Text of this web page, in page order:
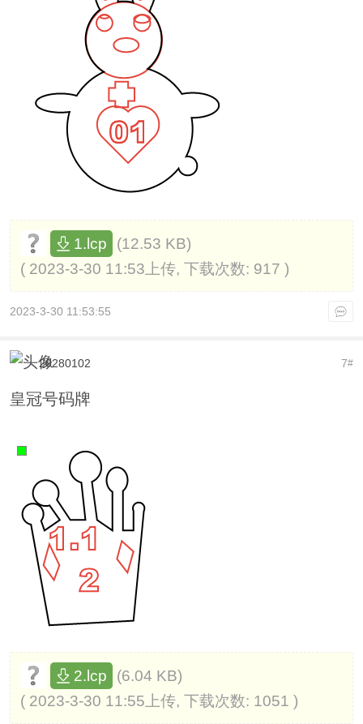
1.lcp
(12.53 KB)
( 2023-3-30 11:53上传, 下载次数: 917 )
2023-3-30 11:53:55
7#
20280102
皇冠号码牌
2.lcp
(6.04 KB)
( 2023-3-30 11:55上传, 下载次数: 1051 )